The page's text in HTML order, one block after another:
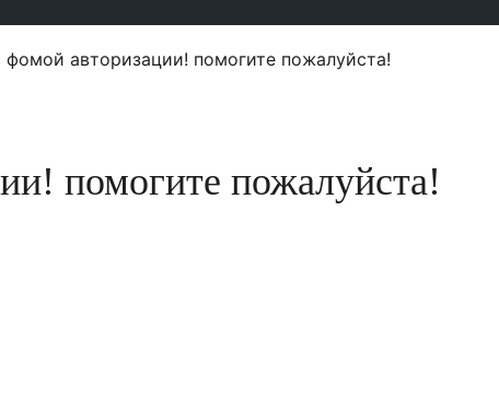
фомой авторизации! помогите пожалуйста!
помогите пожалуйста!